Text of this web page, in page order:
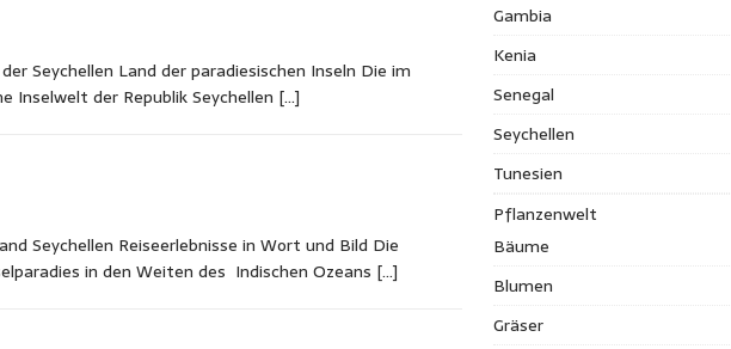
Seychellen Land der paradiesischen Inseln Die im
Inselwelt der Republik Seychellen […]
Seychellen Reiseerlebnisse in Wort und Bild Die
in den Weiten des Indischen Ozeans […]
Gambia
Kenia
Senegal
Seychellen
Tunesien
Pflanzenwelt
Bäume
Blumen
Gräser